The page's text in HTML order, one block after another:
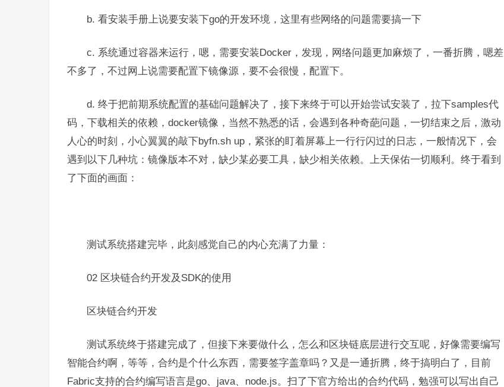
b. 看安装手册上说要安装下go的开发环境，这里有些网络的问题需要搞一下
c. 系统通过容器来运行，嗯，需要安装Docker，发现，网络问题更加麻烦了，一番折腾，嗯差
不多了，不过网上说需要配置下镜像源，要不会很慢，配置下。
d. 终于把前期系统配置的基础问题解决了，接下来终于可以开始尝试安装了，拉下samples代
码，下载相关的依赖，docker镜像，当然不熟悉的话，会遇到各种奇葩问题，一切结束之后，激动
人心的时刻，小心翼翼的敲下byfn.sh up，紧张的盯着屏幕上一行行闪过的日志，一般情况下，会
遇到以下几种坑：镜像版本不对，缺少某必要工具，缺少相关依赖。上天保佑一切顺利。终于看到
了下面的画面：
测试系统搭建完毕，此刻感觉自己的内心充满了力量：
02 区块链合约开发及SDK的使用
区块链合约开发
测试系统终于搭建完成了，但接下来要做什么，怎么和区块链底层进行交互呢，好像需要编写
智能合约啊，等等，合约是个什么东西，需要签字盖章吗？又是一通折腾，终于搞明白了，目前
Fabric支持的合约编写语言是go、java、node.js。扫了下官方给出的合约代码，勉强可以写出自己